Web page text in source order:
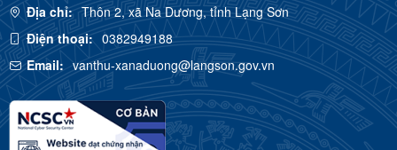
Địa chỉ: Thôn 2, xã Na Dương, tỉnh Lạng Sơn
Điện thoại: 0382949188
Email: vanthu-xanaduong@langson.gov.vn